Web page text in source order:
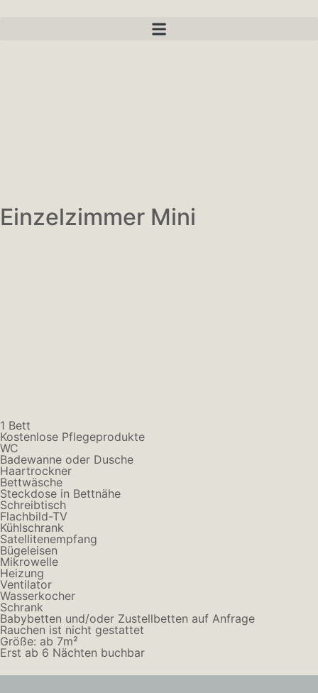
Einzelzimmer Mini
1 Bett
Kostenlose Pflegeprodukte
WC
Badewanne oder Dusche
Haartrockner
Bettwäsche
Steckdose in Bettnähe
Schreibtisch
Flachbild-TV
Kühlschrank
Satellitenempfang
Bügeleisen
Mikrowelle
Heizung
Ventilator
Wasserkocher
Schrank
Babybetten und/oder Zustellbetten auf Anfrage
Rauchen ist nicht gestattet
Größe: ab 7m²
Erst ab 6 Nächten buchbar